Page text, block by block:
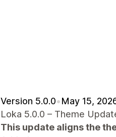
Version 5.0.0•May 15,
Loka 5.0.0 – Theme
This update aligns the